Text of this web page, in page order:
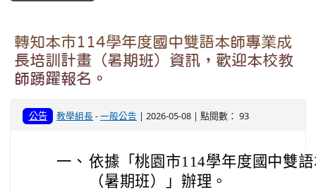
轉知本市114學年度國中雙語本師專業成
長培訓計畫（暑期班）資訊，歡迎本校教
師踴躍報名。
公告 教學組長-一般公告 | 2026-05-08 | 點閱數： 93
一、 依據「桃園市114學年度國中雙
（暑期班）」辦理。